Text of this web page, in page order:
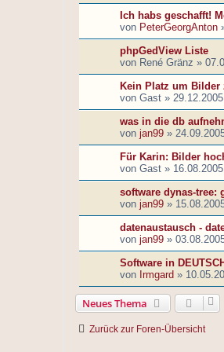
Ich habs geschafft!
von PeterGeorgAnton
phpGedView Liste
von René Gränz »
Kein Platz um Bilder
von Gast »
was in die db
von jan99 »
Für Karin: Bilder
von Gast »
software dynas-tree:
von jan99 »
datenaustausch -
von jan99 »
Software in DEUTSCH
von Irmgard »
Neues Thema
Zurück zur Foren-Übersicht